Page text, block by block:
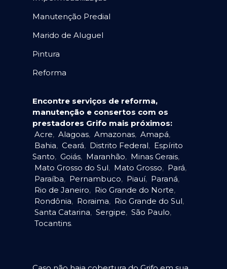
Manutenção Predial
Marido de Aluguel
Pintura
Reforma
Encontre serviços de reforma,
manutenção e consertos com os
prestadores Grifo mais próximos:
Acre, Alagoas, Amazonas, Amapá,
Bahia, Ceará, Distrito Federal, Espírito
Santo, Goiás, Maranhão, Minas Gerais,
Mato Grosso do Sul, Mato Grosso, Pará,
Paraíba, Pernambuco, Piauí, Paraná,
Rio de Janeiro, Rio Grande do Norte,
Rondônia, Roraima, Rio Grande do Sul,
Santa Catarina, Sergipe, São Paulo,
Tocantins.